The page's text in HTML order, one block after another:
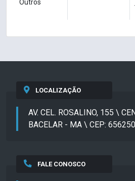
Outros
LOCALIZAÇÃO
AV. CEL. ROSALINO, 155 \
BACELAR - MA \ CEP:
FALE CONOSCO